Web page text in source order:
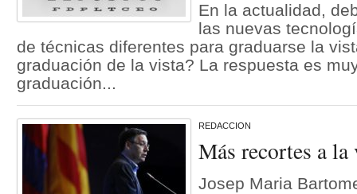
En la actualidad,
las nuevas
de técnicas diferentes para graduarse la
graduación de la vista? La respuesta es
graduación...
REDACCION
Más recortes a
Josep Maria